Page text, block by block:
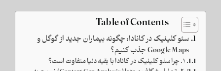
Table of Contents
سئو کلینیک در کانادا: چگونه بیماران جدید از گوگل و
Google Maps جذب کنیم؟
۱. چرا سئو کلینیک در کانادا با بقیه دنیا متفاوت است؟